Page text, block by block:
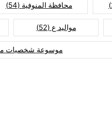
محافظة المنوفية (54)
مواليد ع (52)
موسوعة شخصيات